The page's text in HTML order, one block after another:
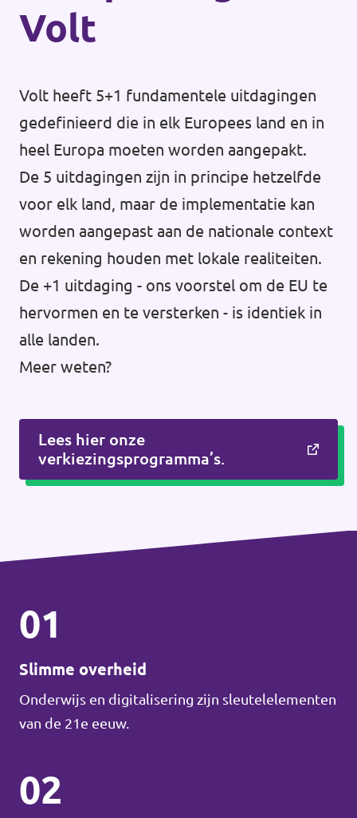
Volt
Volt heeft 5+1 fundamentele uitdagingen
gedefinieerd die in elk Europees land en in
heel Europa moeten worden aangepakt.
De 5 uitdagingen zijn in principe hetzelfde
voor elk land, maar de implementatie kan
worden aangepast aan de nationale context
en rekening houden met lokale realiteiten.
De +1 uitdaging - ons voorstel om de EU te
hervormen en te versterken - is identiek in
alle landen.
Meer weten?
Lees hier onze
verkiezingsprogramma’s.
01
Slimme overheid
Onderwijs en digitalisering zijn sleutelelementen
van de 21e eeuw.
02